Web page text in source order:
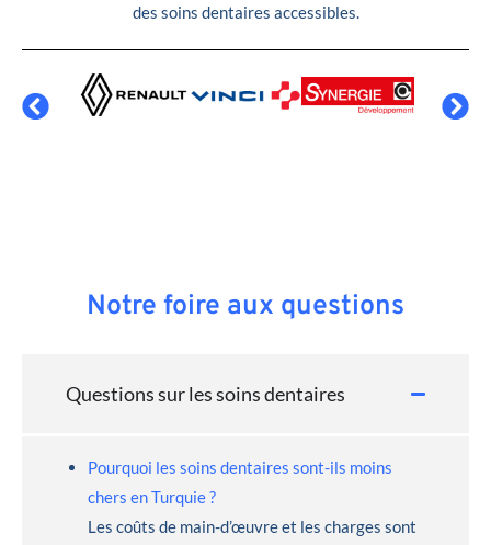
des soins dentaires accessibles.
Notre foire aux questions
Questions sur les soins dentaires
Pourquoi les soins dentaires sont-ils moins
chers en Turquie ?
Les coûts de main-d’œuvre et les charges sont